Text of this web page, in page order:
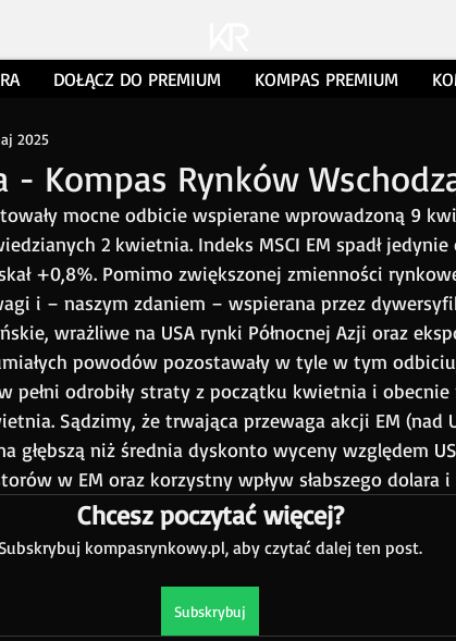
DOŁĄCZ DO PREMIUM KOMPAS PREMIUM
- Kompas Rynków
2025
mocne odbicie wspierane wprowadzoną 9
2 kwietnia. Indeks MSCI EM spadł
+0,8%. Pomimo zwiększonej zmienności
i – naszym zdaniem – wspierana przez
wrażliwe na USA rynki Północnej Azji oraz
powodów pozostawały w tyle w tym
pełni odrobiły straty z początku kwietnia i
Sądzimy, że trwająca przewaga akcji EM (nad
głębszą niż średnia dyskonto wyceny względem
w EM oraz korzystny wpływ słabszego dolara
Chcesz poczytać więcej?
Subskrybuj kompasrynkowy.pl, aby czytać dalej ten post.
Subskrybuj